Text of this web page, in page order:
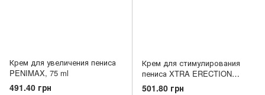
Крем для увеличения пениса
PENIMAX, 75 ml
491.40 грн
Крем для стимулирования
пениса XTRA ERECTION
warming gel for man, 40 ml
501.80 грн